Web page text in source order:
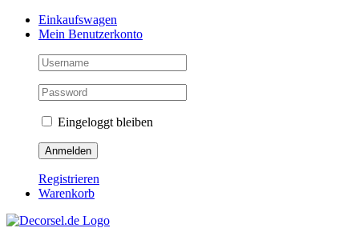
Zum
Inhalt
Facebook
Instagram
PinterestEinkaufswagen
Mein Benutzerkonto
Eingeloggt bleiben
Registrieren
Warenkorb